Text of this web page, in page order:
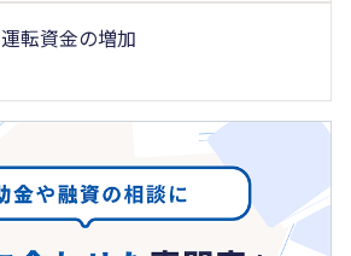
運転資金の増加